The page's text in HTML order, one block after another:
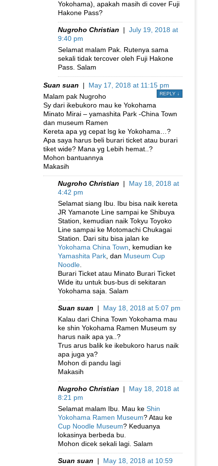
Yokohama), apakah masih di cover Fuji
Hakone Pass?
Nugroho Christian | July 19, 2018 at
9:40 pm
Selamat malam Pak. Rutenya sama
sekali tidak tercover oleh Fuji Hakone
Pass. Salam
Suan suan | May 17, 2018 at 11:15 pm
REPLY ↓
Malam pak Nugroho
Sy dari ikebukoro mau ke Yokohama
Minato Mirai – yamashita Park -China Town
dan museum Ramen
Kereta apa yg cepat lsg ke Yokohama…?
Apa saya harus beli burari ticket atau burari
tiket wide? Mana yg Lebih hemat..?
Mohon bantuannya
Makasih
Nugroho Christian | May 18, 2018 at
4:42 pm
Selamat siang Ibu. Ibu bisa naik kereta
JR Yamanote Line sampai ke Shibuya
Station, kemudian naik Tokyu Toyoko
Line sampai ke Motomachi Chukagai
Station. Dari situ bisa jalan ke
Yokohama China Town, kemudian ke
Yamashita Park, dan Museum Cup
Noodle.
Burari Ticket atau Minato Burari Ticket
Wide itu untuk bus-bus di sekitaran
Yokohama saja. Salam
Suan suan | May 18, 2018 at 5:07 pm
Kalau dari China Town Yokohama mau
ke shin Yokohama Ramen Museum sy
harus naik apa ya..?
Trus arus balik ke ikebukoro harus naik
apa juga ya?
Mohon di pandu lagi
Makasih
Nugroho Christian | May 18, 2018 at
8:21 pm
Selamat malam Ibu. Mau ke Shin
Yokohama Ramen Museum? Atau ke
Cup Noodle Museum? Keduanya
lokasinya berbeda bu.
Mohon dicek sekali lagi. Salam
Suan suan | May 18, 2018 at 10:59